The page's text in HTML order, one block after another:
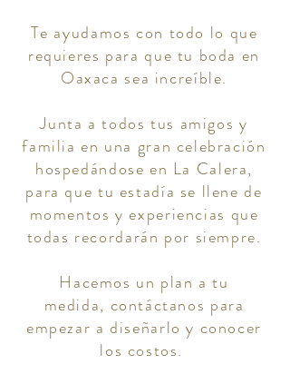
Te ayudamos con todo lo que
requieres para que tu boda en
Oaxaca sea increíble.
Junta a todos tus amigos y
familia en una gran celebración
hospedándose en La Calera,
para que tu estadía se llene de
momentos y experiencias que
todas recordarán por siempre.
Hacemos un plan a tu
medida, contáctanos para
empezar a diseñarlo y conocer
los costos.